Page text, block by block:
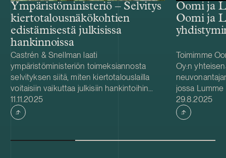
Ympäristöministeriö – Selvitys
kiertotalousnäkökohtien
edistämisestä julkisissa
hankinnoissa
Castrén & Snellman laati
ympäristöministeriön toimeksiannosta
selvityksen siitä, miten kiertotalouslailla
voitaisiin vaikuttaa julkisiin hankintoihin
siten, että kiertotaloustekijät otettaisiin
niissä paremmin huomioon. Selvityksellä
tuotettiin tietoa kiertotalouslain valmistelun
relevantteihin strategioihin,
Julkaistu
11.11.2025
Oomi ja
Oomi ja
Toimimme
Oy:n
jossa
suurimman
2024 Oomin
Julkaistu
29.8.2025